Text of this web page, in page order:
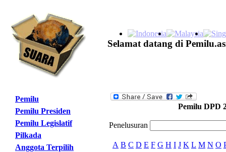
Selamat datang di
Pemilu
Pemilu Presiden
Pemilu Legislatif
Pilkada
Anggota Terpilih
Pemilu DPD
Penelusuran
A B C D E F G H I J K L M N O